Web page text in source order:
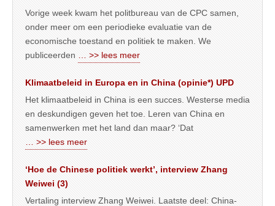
Vorige week kwam het politbureau van de CPC samen,
onder meer om een periodieke evaluatie van de
economische toestand en politiek te maken. We
publiceerden
… >> lees meer
Klimaatbeleid in Europa en in China (opinie*) UPD
Het klimaatbeleid in China is een succes. Westerse media
en deskundigen geven het toe. Leren van China en
samenwerken met het land dan maar? ‘Dat
… >> lees meer
‘Hoe de Chinese politiek werkt’, interview Zhang
Weiwei (3)
Vertaling interview Zhang Weiwei. Laatste deel: China-